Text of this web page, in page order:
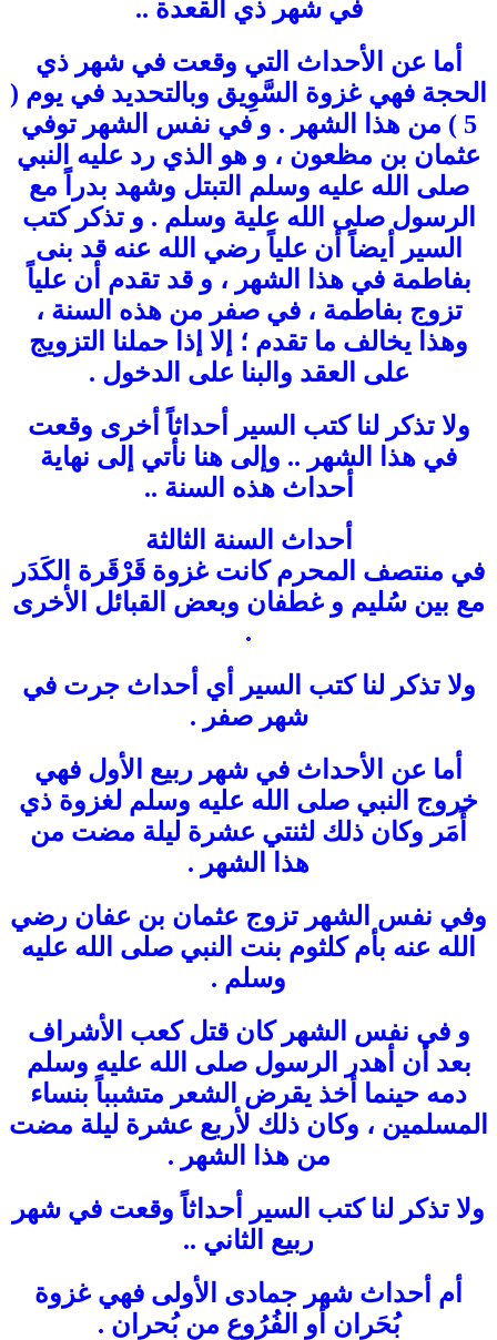
في شهر ذي القعدة ..
أما عن الأحداث التي وقعت في شهر ذي
الحجة فهي غزوة السَّوِيق وبالتحديد في يوم (
5 ) من هذا الشهر . و في نفس الشهر توفي
عثمان بن مظعون ، و هو الذي رد عليه النبي
صلى الله عليه وسلم التبتل وشهد بدراً مع
الرسول صلى الله علية وسلم . و تذكر كتب
السير أيضاً أن علياً رضي الله عنه قد بنى
بفاطمة في هذا الشهر ، و قد تقدم أن علياً
تزوج بفاطمة ، في صفر من هذه السنة ،
وهذا يخالف ما تقدم ؛ إلا إذا حملنا التزويج
على العقد والبنا على الدخول .
ولا تذكر لنا كتب السير أحداثاً أخرى وقعت
في هذا الشهر .. وإلى هنا نأتي إلى نهاية
أحداث هذه السنة ..
أحداث السنة الثالثة
في منتصف المحرم كانت غزوة قَرْقَرة الكَدَر
مع بين سُليم و غطفان وبعض القبائل الأخرى
.
ولا تذكر لنا كتب السير أي أحداث جرت في
شهر صفر .
أما عن الأحداث في شهر ربيع الأول فهي
خروج النبي صلى الله عليه وسلم لغزوة ذي
أَمَر وكان ذلك لثنتي عشرة ليلة مضت من
هذا الشهر .
وفي نفس الشهر تزوج عثمان بن عفان رضي
الله عنه بأم كلثوم بنت النبي صلى الله عليه
وسلم .
و في نفس الشهر كان قتل كعب الأشراف
بعد أن أهدر الرسول صلى الله عليه وسلم
دمه حينما أخذ يقرض الشعر متشبباً بنساء
المسلمين ، وكان ذلك لأربع عشرة ليلة مضت
من هذا الشهر .
ولا تذكر لنا كتب السير أحداثاً وقعت في شهر
ربيع الثاني ..
أم أحداث شهر جمادى الأولى فهي غزوة
بُحَران أو الفُرُوع من بُحران .